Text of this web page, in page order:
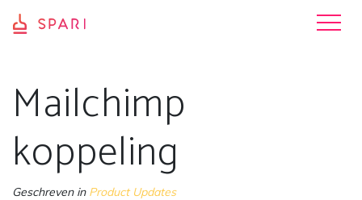
Mailchimp
koppeling
Geschreven in Product Updates